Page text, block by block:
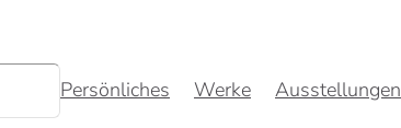
Persönliches Werke
Ausstellungen